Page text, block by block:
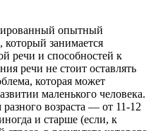
опытный
который занимается
речи и способностей к
речи не стоит оставлять
которая может
маленького человека.
возраста — от 11-12
и старше (если, к